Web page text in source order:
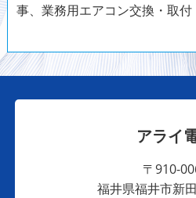
事、業務用エアコン交換・取
アライ
〒910-
福井県福井市新